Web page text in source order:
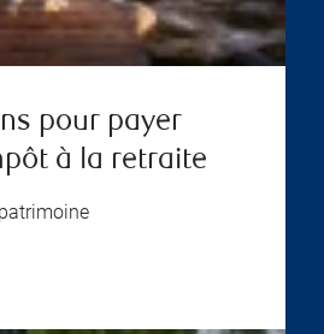
pour payer
à la retraite